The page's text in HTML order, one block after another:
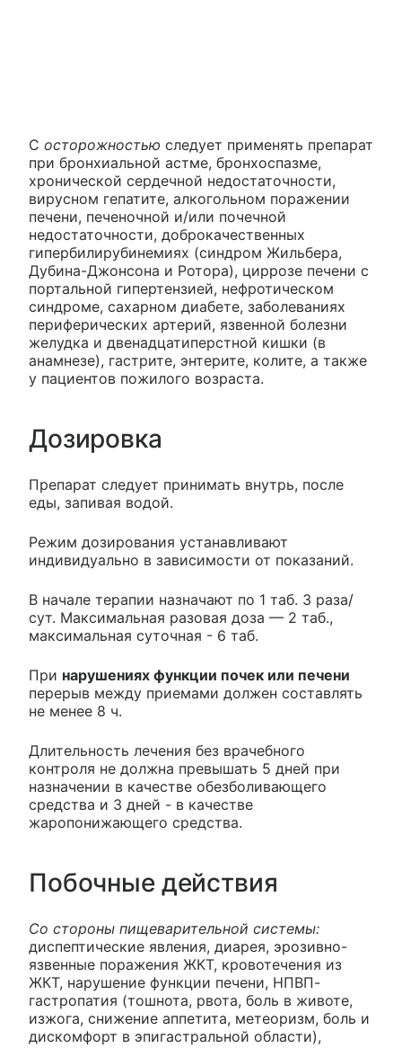
С осторожностью следует применять препарат
при бронхиальной астме, бронхоспазме,
хронической сердечной недостаточности,
вирусном гепатите, алкогольном поражении
печени, печеночной и/или почечной
недостаточности, доброкачественных
гипербилирубинемиях (синдром Жильбера,
Дубина-Джонсона и Ротора), циррозе печени с
портальной гипертензией, нефротическом
синдроме, сахарном диабете, заболеваниях
периферических артерий, язвенной болезни
желудка и двенадцатиперстной кишки (в
анамнезе), гастрите, энтерите, колите, а также
у пациентов пожилого возраста.
Дозировка
Препарат следует принимать внутрь, после
еды, запивая водой.
Режим дозирования устанавливают
индивидуально в зависимости от показаний.
В начале терапии назначают по 1 таб. 3 раза/
сут. Максимальная разовая доза — 2 таб.,
максимальная суточная - 6 таб.
При нарушениях функции почек или печени
перерыв между приемами должен составлять
не менее 8 ч.
Длительность лечения без врачебного
контроля не должна превышать 5 дней при
назначении в качестве обезболивающего
средства и 3 дней - в качестве
жаропонижающего средства.
Побочные действия
Со стороны пищеварительной системы:
диспептические явления, диарея, эрозивно-
язвенные поражения ЖКТ, кровотечения из
ЖКТ, нарушение функции печени, НПВП-
гастропатия (тошнота, рвота, боль в животе,
изжога, снижение аппетита, метеоризм, боль и
дискомфорт в эпигастральной области),